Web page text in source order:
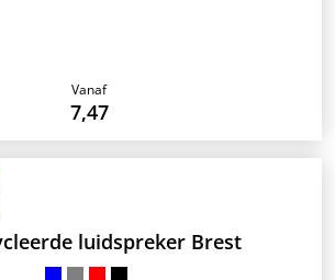
Vanaf
7,47
luidspreker Brest